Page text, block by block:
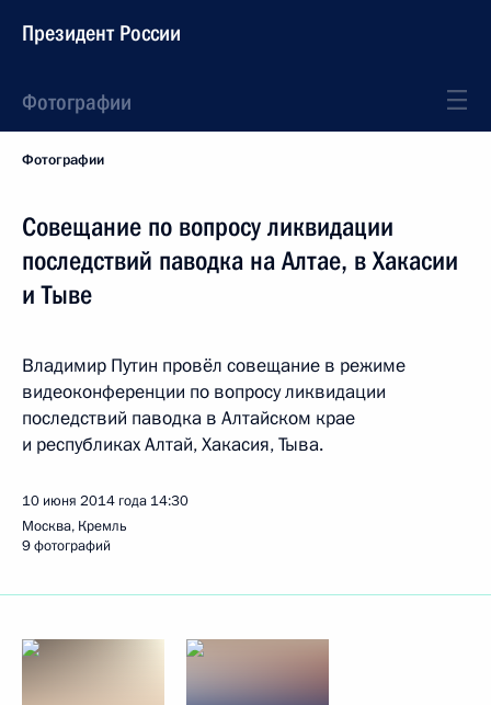
Президент России
Фотографии
Фотографии
Совещание по вопросу ликвидации
последствий паводка на Алтае, в Хакасии
и Тыве
Владимир Путин провёл совещание в режиме
видеоконференции по вопросу ликвидации
последствий паводка в Алтайском крае
и республиках Алтай, Хакасия, Тыва.
10 июня 2014 года 14:30
Москва, Кремль
9 фотографий